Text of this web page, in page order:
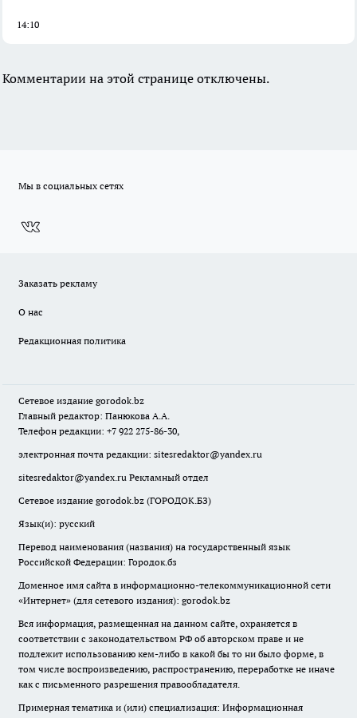
14:10
Комментарии на этой странице отключены.
Мы в социальных сетях
Заказать рекламу
О нас
Редакционная политика
Сетевое издание gorodok.bz
Главный редактор: Панюкова А.А.
Телефон редакции: +7 922 275-86-30,
электронная почта редакции: sitesredaktor@yandex.ru
sitesredaktor@yandex.ru Рекламный отдел
Сетевое издание gorodok.bz (ГОРОДОК.БЗ)
Язык(и): русский
Перевод наименования (названия) на государственный язык
Российской Федерации: Городок.бз
Доменное имя сайта в информационно-телекоммуникационной сети
«Интернет» (для сетевого издания): gorodok.bz
Вся информация, размещенная на данном сайте, охраняется в
соответствии с законодательством РФ об авторском праве и не
подлежит использованию кем-либо в какой бы то ни было форме, в
том числе воспроизведению, распространению, переработке не иначе
как с письменного разрешения правообладателя.
Примерная тематика и (или) специализация: Информационная